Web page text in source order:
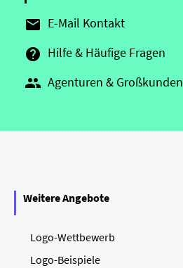
 E-Mail Kontakt
 Hilfe & Häufige Fragen
 Agenturen & Großkunden
Weitere Angebote
Logo-Wettbewerb
Logo-Beispiele